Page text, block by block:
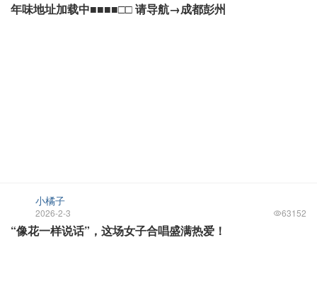
年味地址加载中■■■■□□ 请导航→成都彭州
小橘子
2026-2-3 63152
“像花一样说话”，这场女子合唱盛满热爱！